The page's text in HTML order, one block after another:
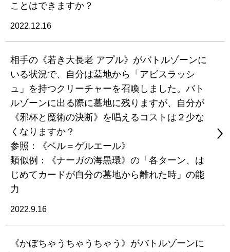
ことはできますか？
2022.12.16
相手の《若き大長老 アプル》がバトルゾーンに
いる状況で、自分は墓地から「アビスラッシ
ュ」を持つクリーチャーを召喚しました。バト
ルゾーンに出る際に墓地に残りますが、自分が
《邪杯と魔術の決断》を唱えるコストは２少な
くなりますか？
参照：《ベル＝ゲルエール》
類似例：《ナーガの海黒環》の「各ターン、は
じめてカードが自分の墓地から離れた時」の能
力
2022.9.16
《かぼちゃうちゃうちゃう》がバトルゾーンに